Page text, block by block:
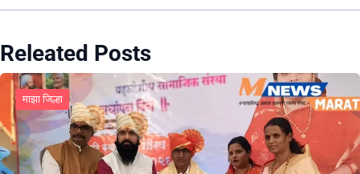
Releated Posts
माझा जिल्हा